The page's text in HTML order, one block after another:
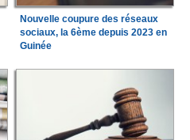
Nouvelle coupure des réseaux
sociaux, la 6ème depuis 2023 en
Guinée